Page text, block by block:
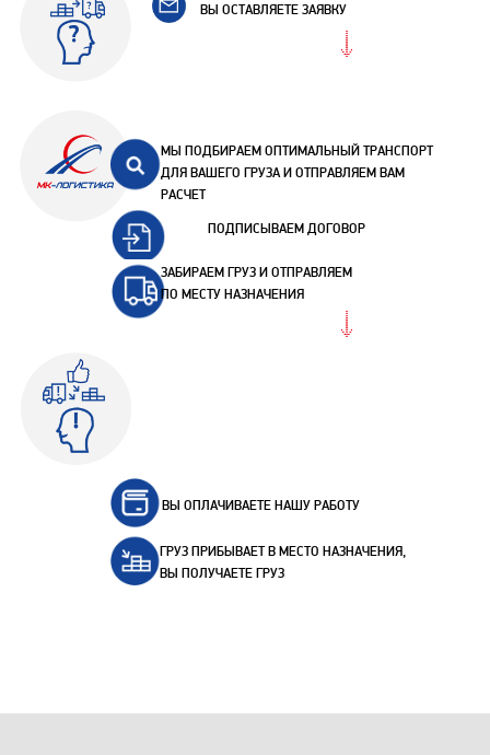
ВЫ ОСТАВЛЯЕТЕ ЗАЯВКУ
МЫ ПОДБИРАЕМ ОПТИМАЛЬНЫЙ ТРАНСПОРТ
ДЛЯ ВАШЕГО ГРУЗА И ОТПРАВЛЯЕМ ВАМ
РАСЧЕТ
ПОДПИСЫВАЕМ ДОГОВОР
ЗАБИРАЕМ ГРУЗ И ОТПРАВЛЯЕМ
ПО МЕСТУ НАЗНАЧЕНИЯ
ВЫ ОПЛАЧИВАЕТЕ НАШУ РАБОТУ
ГРУЗ ПРИБЫВАЕТ В МЕСТО НАЗНАЧЕНИЯ,
ВЫ ПОЛУЧАЕТЕ ГРУЗ